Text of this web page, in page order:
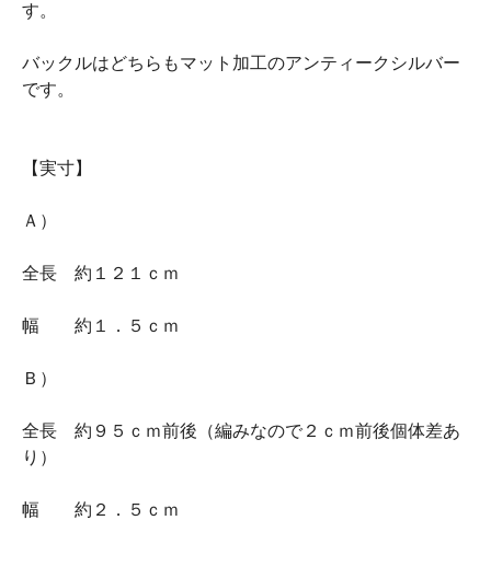
す。
バックルはどちらもマット加工のアンティークシルバー
です。
【実寸】
Ａ）
全長 約１２１ｃｍ
幅 約１．５ｃｍ
Ｂ）
全長 約９５ｃｍ前後（編みなので２ｃｍ前後個体差あ
り）
幅 約２．５ｃｍ